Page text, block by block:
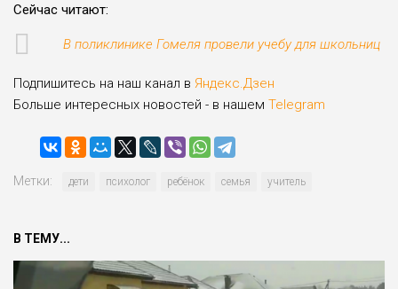
Сейчас читают:
В поликлинике Гомеля провели учебу для школьниц
Подпишитесь на наш канал в Яндекс.Дзен
Больше интересных новостей - в нашем Telegram
Метки: дети психолог ребёнок семья учитель
В ТЕМУ...